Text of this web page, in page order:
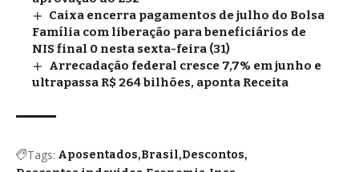
Caixa encerra pagamentos de julho do Bolsa
Família com liberação para beneficiários de
NIS final 0 nesta sexta-feira (31)
Arrecadação federal cresce 7,7% em junho e
ultrapassa R$ 264 bilhões, aponta Receita
Tags: Aposentados Brasil Descontos